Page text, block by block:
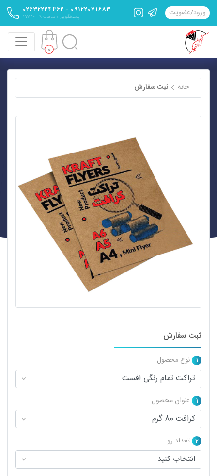
ورود/عضویت 09122071683 - 02632224462
پاسخگویی : ساعت 9 - 17:30
0
خانه ثبت سفارش
ثبت سفارش
1 نوع محصول
1 عنوان محصول
2 تعداد رو